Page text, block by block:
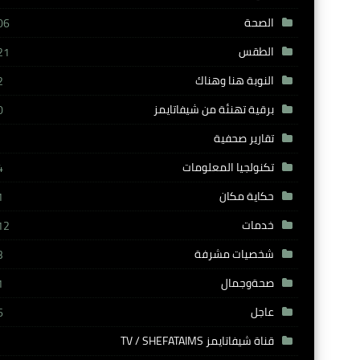
الصحة
الطقس
النوبة هنا وهناك
برقية تهنئة من شيفاتايمز
تقارير صحفية
تكنولجيا المعلومات
حكاية مكان
خدمات
شخصيات مشرفة
صحةوجمال
عاجل
قناة شيفاتايمز TV / SHEFATAIMS